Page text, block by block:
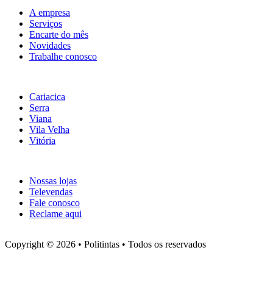
A empresa
Serviços
Encarte do mês
Novidades
Trabalhe conosco
Cariacica
Serra
Viana
Vila Velha
Vitória
Nossas lojas
Televendas
Fale conosco
Reclame aqui
Copyright © 2026 • Politintas • Todos os reservados